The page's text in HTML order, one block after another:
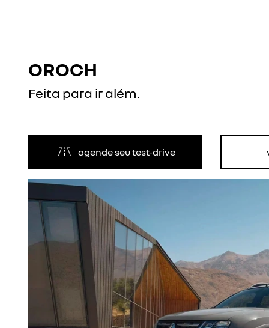
OROCH
Feita para ir além.
agende seu test-drive